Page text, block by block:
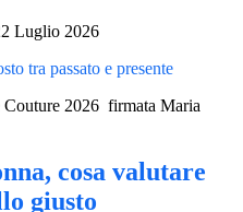
Luglio 2026
2026 firmata Maria
cosa valutare
giusto